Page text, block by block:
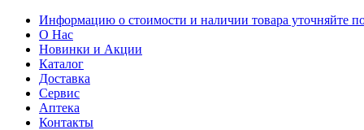
Информацию о стоимости и наличии товара уточняйте
О Нас
Новинки и Акции
Каталог
Доставка
Сервис
Аптека
Контакты